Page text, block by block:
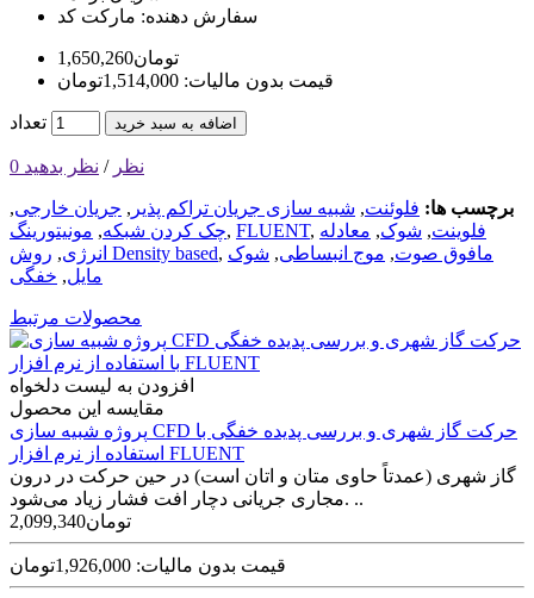
سفارش دهنده: مارکت کد
1,650,260تومان
قیمت بدون مالیات: 1,514,000تومان
تعداد اضافه به سبد خرید
0 نظر / نظر بدهید
برچسب ها: فلوئنت, شبیه سازی جریان تراکم پذیر , جریان خارجی,
چک کردن شبکه, مونیتورینگ , FLUENT, فلوینت, شوک, معادله
انرژی, روش Density based, مافوق صوت, موج انبساطی, شوک
مایل, خفگی
محصولات مرتبط
افزودن به لیست دلخواه
مقایسه این محصول
پروژه شبیه سازی CFD حرکت گاز شهری و بررسی پدیده خفگی با
استفاده از نرم افزار FLUENT
گاز شهری (عمدتاً حاوی متان و اتان است) در حین حرکت در درون
مجاری جریانی دچار افت فشار زیاد می‌­شود. ..
2,099,340تومان
قیمت بدون مالیات: 1,926,000تومان